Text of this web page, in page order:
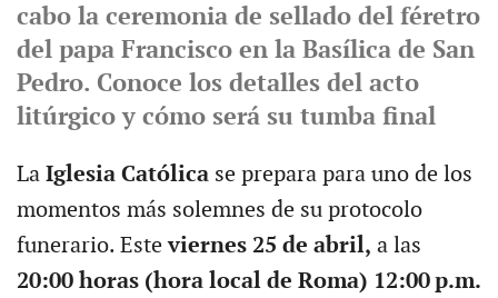
cabo la ceremonia de sellado del féretro
del papa Francisco en la Basílica de San
Pedro. Conoce los detalles del acto
litúrgico y cómo será su tumba final
LaIglesia Católica se prepara para uno de los
momentos más solemnes de su protocolo
funerario. Esteviernes 25 de abril, a las
20:00 horas (hora local de Roma) 12:00 p.m.